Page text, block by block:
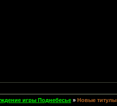
игры Поднебесье » Новые титулы